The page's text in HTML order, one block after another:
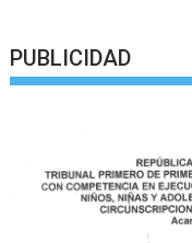
PUBLICIDAD